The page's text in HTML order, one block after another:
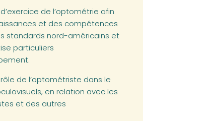
de l’optométrie afin
et des compétences
standards nord-américains et
particuliers
de l’optométriste dans le
en relation avec les
et des autres